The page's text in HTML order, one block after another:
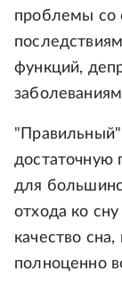
проблемы со
функций,
достаточную
для
отхода ко
качество
полноценно